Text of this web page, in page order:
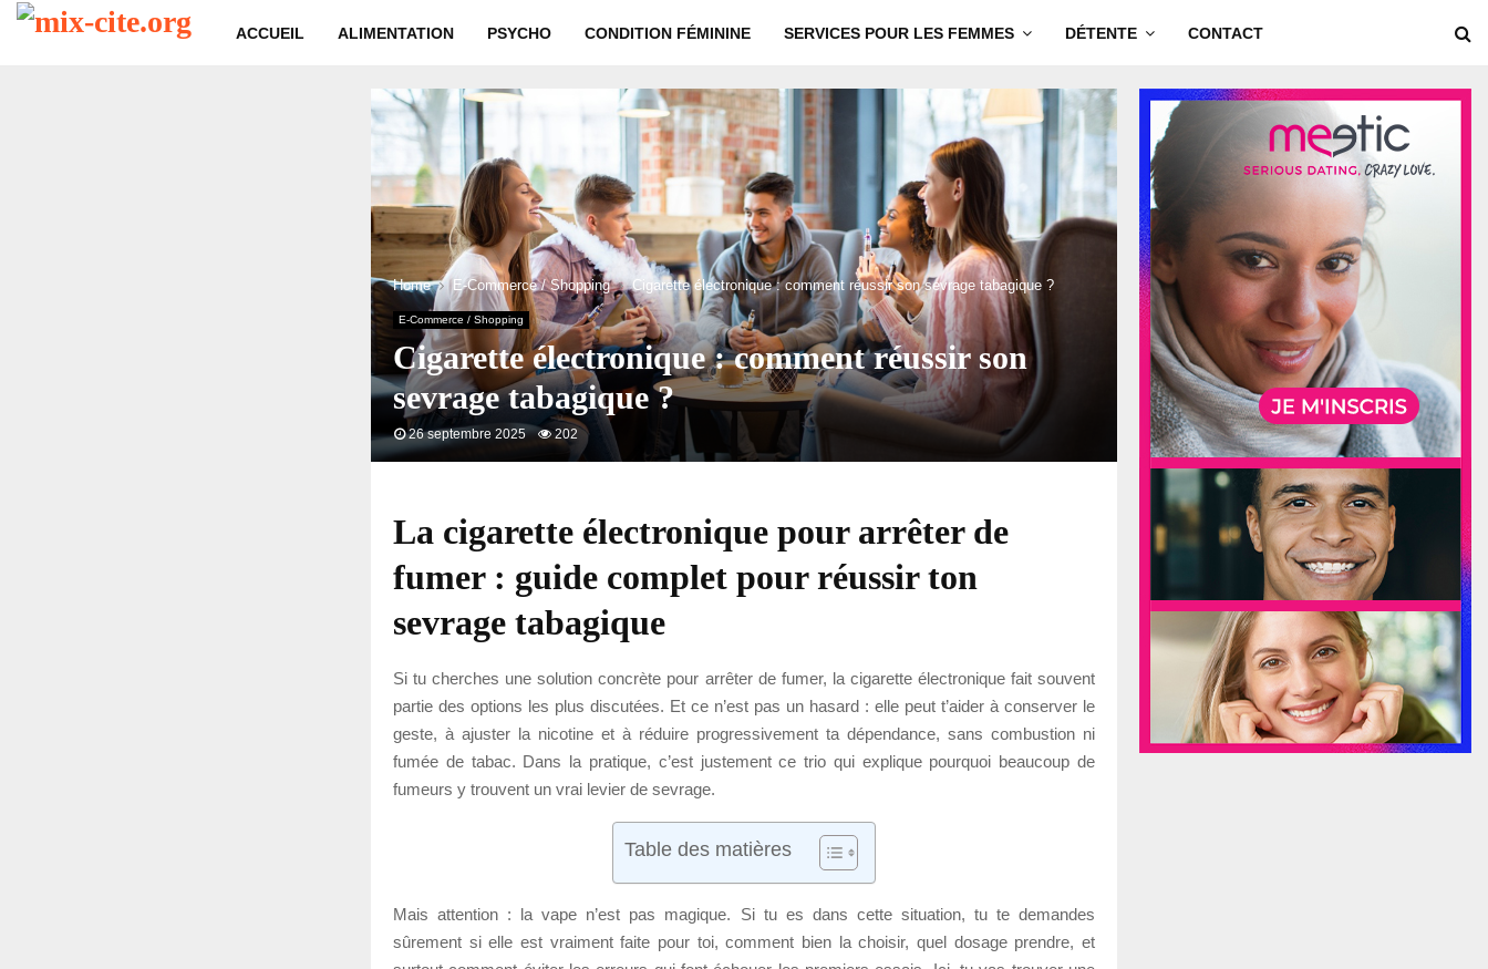
ACCUEIL ALIMENTATION PSYCHO CONDITION FÉMININE SERVICES POUR LES FEMMES DÉTENTE CONTACT
Home E-Commerce / Shopping Cigarette électronique : comment réussir son sevrage tabagique ?
E-Commerce / Shopping
Cigarette électronique : comment réussir son
sevrage tabagique ?
26 septembre 2025 202
La cigarette électronique pour arrêter de
fumer : guide complet pour réussir ton
sevrage tabagique
Si tu cherches une solution concrète pour arrêter de fumer, la cigarette électronique fait souvent
partie des options les plus discutées. Et ce n’est pas un hasard : elle peut t’aider à conserver le
geste, à ajuster la nicotine et à réduire progressivement ta dépendance, sans combustion ni
fumée de tabac. Dans la pratique, c’est justement ce trio qui explique pourquoi beaucoup de
fumeurs y trouvent un vrai levier de sevrage.
Table des matières
Mais attention : la vape n’est pas magique. Si tu es dans cette situation, tu te demandes
sûrement si elle est vraiment faite pour toi, comment bien la choisir, quel dosage prendre, et